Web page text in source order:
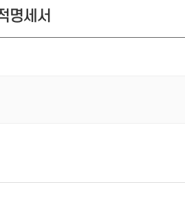
명세서